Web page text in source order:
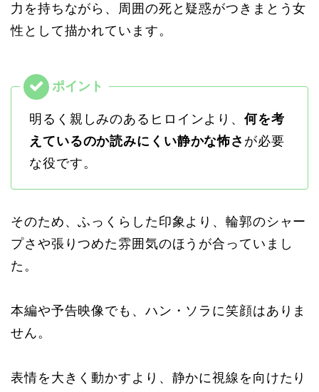
力を持ちながら、周囲の死と疑惑がつきまとう女
性として描かれています。
明るく親しみのあるヒロインより、何を考
えているのか読みにくい静かな怖さ が必要
な役です。
そのため、ふっくらした印象より、輪郭のシャー
プさや張りつめた雰囲気のほうが合っていまし
た。
本編や予告映像でも、ハン・ソラに笑顔はありま
せん。
表情を大きく動かすより、静かに視線を向けたり